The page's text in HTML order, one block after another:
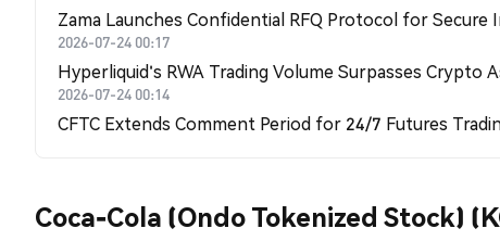
Zama Launches Confidential RFQ Protocol for Secure
2026-07-24 00:17
Hyperliquid's RWA Trading Volume Surpasses Crypto
2026-07-24 00:14
CFTC Extends Comment Period for 24/7 Futures
Coca-Cola (Ondo Tokenized Stock)